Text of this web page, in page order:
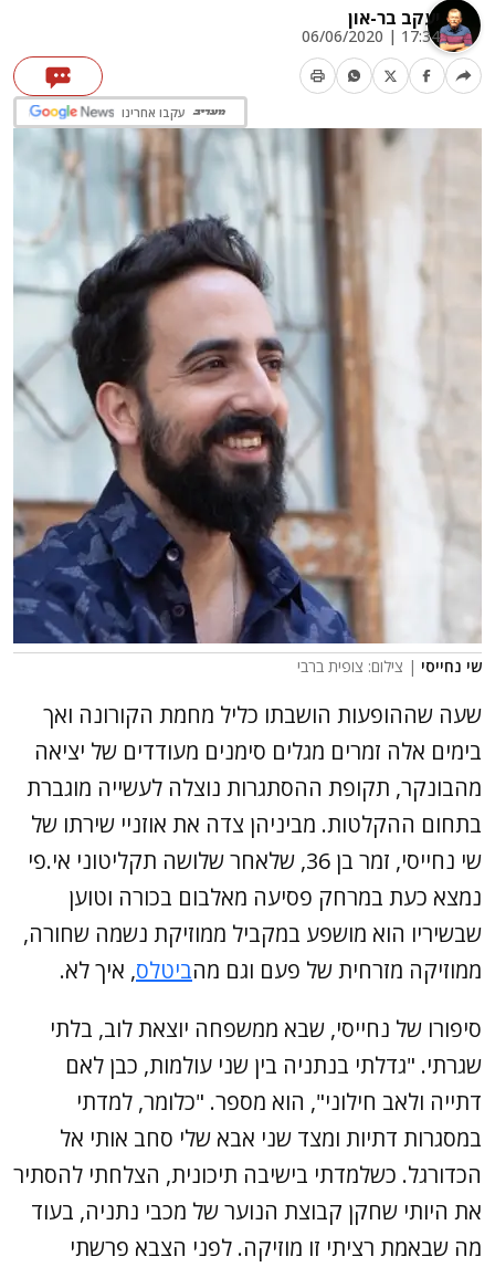
יעקב בר-און
17:34 | 06/06/2020
עקבו אחרינו
שי נחייסי | צילום: צופית ברבי
שעה שההופעות הושבתו כליל מחמת הקורונה ואך
בימים אלה זמרים מגלים סימנים מעודדים של יציאה
מהבונקר, תקופת ההסתגרות נוצלה לעשייה מוגברת
בתחום ההקלטות. מביניהן צדה את אוזניי שירתו של
שי נחייסי, זמר בן 36, שלאחר שלושה תקליטוני אי.פי
נמצא כעת במרחק פסיעה מאלבום בכורה וטוען
שבשיריו הוא מושפע במקביל ממוזיקת נשמה שחורה,
ממוזיקה מזרחית של פעם וגם מהביטלס, איך לא.
סיפורו של נחייסי, שבא ממשפחה יוצאת לוב, בלתי
שגרתי. "גדלתי בנתניה בין שני עולמות, כבן לאם
דתייה ולאב חילוני", הוא מספר. "כלומר, למדתי
במסגרות דתיות ומצד שני אבא שלי סחב אותי אל
הכדורגל. כשלמדתי בישיבה תיכונית, הצלחתי להסתיר
את היותי שחקן קבוצת הנוער של מכבי נתניה, בעוד
מה שבאמת רציתי זו מוזיקה. לפני הצבא פרשתי